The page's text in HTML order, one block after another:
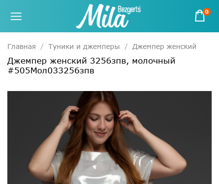
0
Главная Туники и джемперы Джемпер женский
Джемпер женский 3256зпв, молочный
#505Мол033256зпв